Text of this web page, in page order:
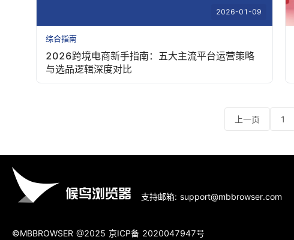
2026-01-09
综合指南
2026跨境电商新手指南：五大主流平台运营策略
与选品逻辑深度对比
上一页 1
支持邮箱: support@mbbrowser.com
©MBBROWSER @2025 京ICP备 2020047947号